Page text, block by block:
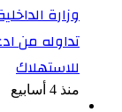
وزارة
تداوله من
للاستهلاك
منذ 4 أسابيع